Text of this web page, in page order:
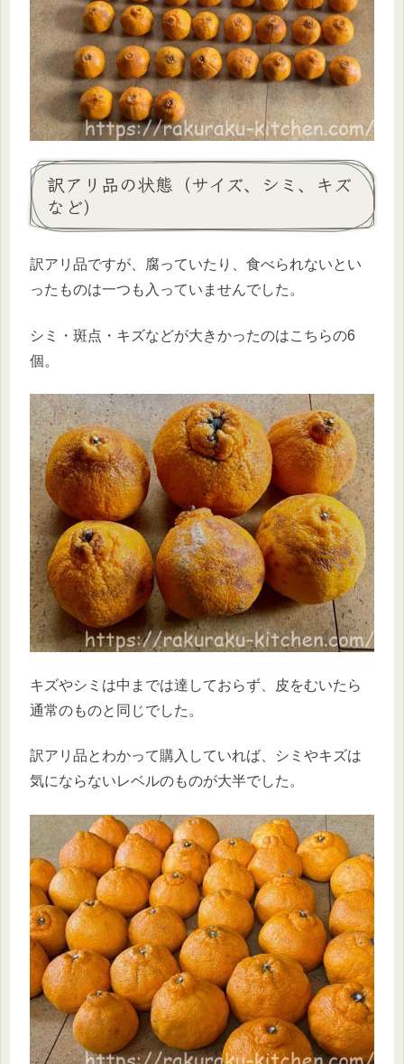
訳アリ品の状態（サイズ、シミ、キズ
など）
訳アリ品ですが、腐っていたり、食べられないとい
ったものは一つも入っていませんでした。
シミ・斑点・キズなどが大きかったのはこちらの6
個。
キズやシミは中までは達しておらず、皮をむいたら
通常のものと同じでした。
訳アリ品とわかって購入していれば、シミやキズは
気にならないレベルのものが大半でした。